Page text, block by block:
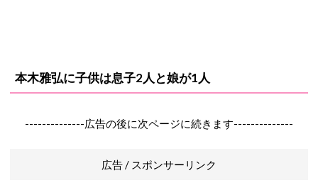
本木雅弘に子供は息子2人と娘が1人
--------------広告の後に次ページに続きます--------------
広告 / スポンサーリンク